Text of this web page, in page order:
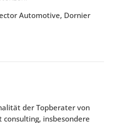
Automotive, Dornier
der Topberater von
insbesondere